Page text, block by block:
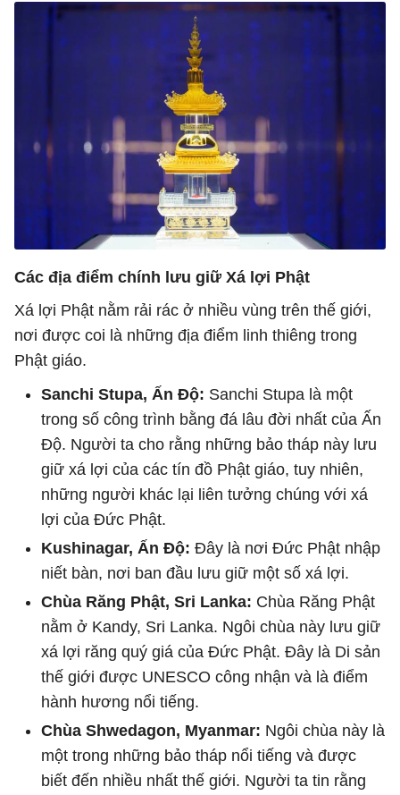
Các địa điểm chính lưu giữ Xá lợi Phật
Xá lợi Phật nằm rải rác ở nhiều vùng trên thế giới,
nơi được coi là những địa điểm linh thiêng trong
Phật giáo.
Sanchi Stupa, Ấn Độ: Sanchi Stupa là một
trong số công trình bằng đá lâu đời nhất của Ấn
Độ. Người ta cho rằng những bảo tháp này lưu
giữ xá lợi của các tín đồ Phật giáo, tuy nhiên,
những người khác lại liên tưởng chúng với xá
lợi của Đức Phật.
Kushinagar, Ấn Độ: Đây là nơi Đức Phật nhập
niết bàn, nơi ban đầu lưu giữ một số xá lợi.
Chùa Răng Phật, Sri Lanka: Chùa Răng Phật
nằm ở Kandy, Sri Lanka. Ngôi chùa này lưu giữ
xá lợi răng quý giá của Đức Phật. Đây là Di sản
thế giới được UNESCO công nhận và là điểm
hành hương nổi tiếng.
Chùa Shwedagon, Myanmar: Ngôi chùa này là
một trong những bảo tháp nổi tiếng và được
biết đến nhiều nhất thế giới. Người ta tin rằng